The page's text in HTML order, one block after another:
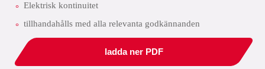
Elektrisk kontinuitet
tillhandahålls med alla relevanta godkännanden
ladda ner PDF